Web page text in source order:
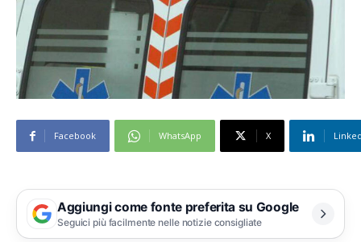
Facebook WhatsApp X
Aggiungi come fonte preferita su Google
Seguici più facilmente nelle notizie consigliate